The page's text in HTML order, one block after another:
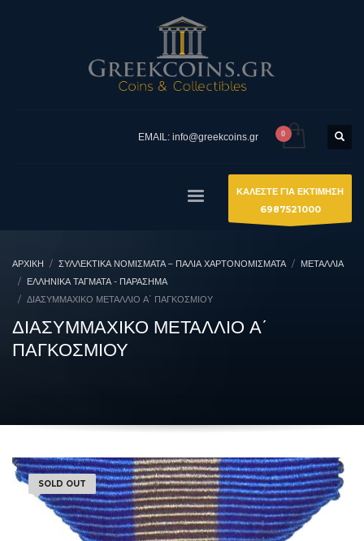
EMAIL: info@greekcoins.gr
ΚΑΛΕΣΤΕ ΓΙΑ ΕΚΤΙΜΗΣΗ
6987521000
ΑΡΧΙΚΉ ΣΥΛΛΕΚΤΙΚΆ ΝΟΜΊΣΜΑΤΑ – ΠΑΛΙΆ ΧΑΡΤΟΝΟΜΊΣΜΑΤΑ
ΜΕΤΑΛΛΙΑ
ΕΛΛΗΝΙΚΆ ΤΆΓΜΑΤΑ - ΠΑΡΆΣΗΜΑ
ΔΙΑΣΥΜΜΑΧΙΚΟ ΜΕΤΑΛΛΙΟ Α΄ ΠΑΓΚΟΣΜΙΟΥ
ΔΙΑΣΥΜΜΑΧΙΚΟ ΜΕΤΑΛΛΙΟ Α΄
ΠΑΓΚΟΣΜΙΟΥ
SOLD OUT